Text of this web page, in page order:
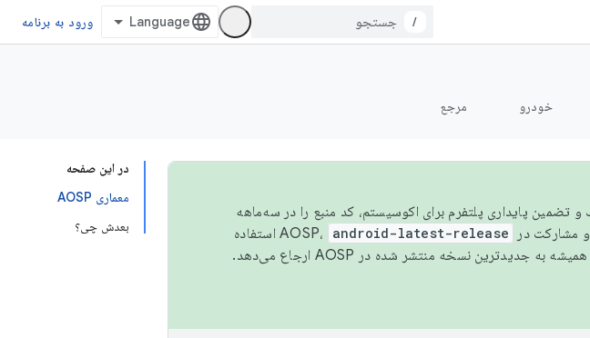
/ ورود به برنامه
خودرو مرجع
در این صفحه
معماری AOSP
بعدش چی؟
و تضمین پایداری پلتفرم برای اکوسیستم، کد منبع را در سه‌ماهه
android-latest-release
استفاده
همیشه به جدیدترین نسخه منتشر شده در AOSP ارجاع می‌دهد.